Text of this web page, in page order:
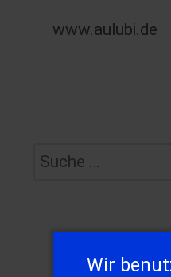
www.aulubi.de
Suchen
Wir